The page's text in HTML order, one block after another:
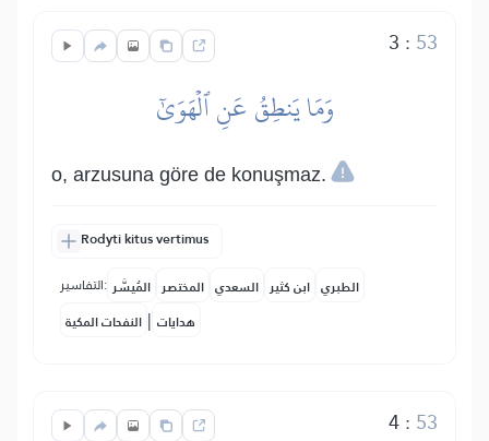
3 : 53
وَمَا يَنطِقُ عَنِ ٱلۡهَوَىٰٓ
o, arzusuna göre de konuşmaz.
Rodyti kitus vertimus
التفاسير: المُيسَّر المختصر السعدي ابن كثير الطبري
النفحات المكية | هدايات
4: 53